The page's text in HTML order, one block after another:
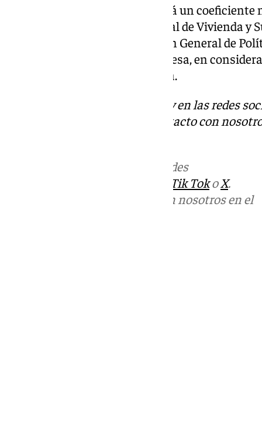
A estas diferencias se le aplicará un
conjunta de la Dirección General de Vivienda y
Agenda Urbana y de la Dirección General de
de Economía, Comercio y Empresa, en
mercado del alquiler de vivienda.
Descubre más noticias de 101Tv en las redes
. Puedes ponerte en contacto con
en las redes
Tik TokoX.
Puedes ponerte en contacto con nosotros en el